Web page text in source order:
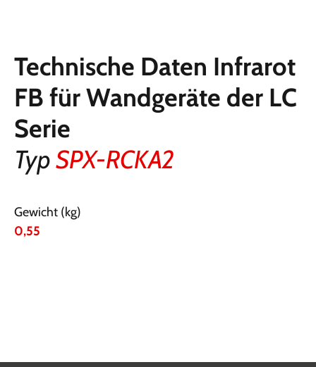
Technische Daten Infrarot
FB für Wandgeräte der LC
Serie
TypSPX-RCKA2
Gewicht (kg)
0,55